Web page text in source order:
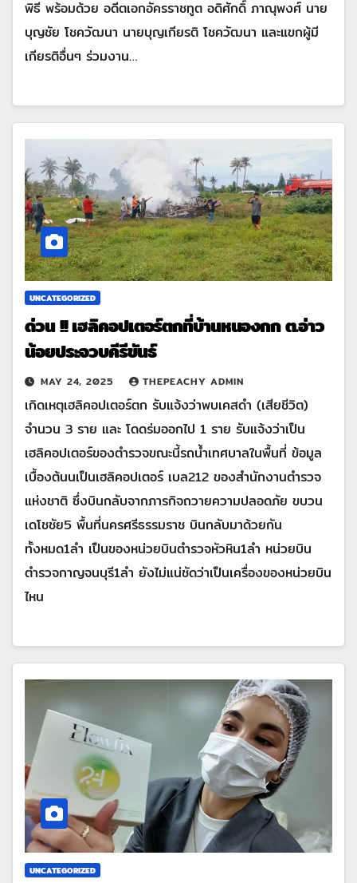
พิธี พร้อมด้วย อดีตเอกอัครราชทูต อดิศักดิ์ ภาณุพงศ์ นาย
บุญชัย โชควัฒนา นายบุญเกียรติ โชควัฒนา และแขกผู้มี
เกียรติอื่นๆ ร่วมงาน…
UNCATEGORIZED
ด่วน !! เฮลิคอปเตอร์ตกที่บ้านหนองกก ต.อ่าว
น้อยประจวบคีรีขันธ์
MAY 24, 2025 THEPEACHY ADMIN
เกิดเหตุเฮลิคอปเตอร์ตก​ รับแจ้งว่าพบเคสดำ (เสียชีวิต)
จำนวน 3 ราย และ โดดร่มออกไป 1 ราย รับแจ้งว่าเป็น
เฮลิคอปเตอร์ของตำรวจขณะนี้รถน้ำเทศบาลในพื้นที่ ข้อมูล
เบื้องต้นนเป็นเฮลิคอปเตอร์ เบล212 ของสำนักงานตำรวจ
แห่งชาติ ซึ่งบินกลับจากภารกิจถวายความปลอดภัย ขบวน
เดโชชัย5 พื้นที่นครศรีธรรมราช บินกลับมาด้วยกัน
ทั้งหมด1ลำ เป็นของหน่วยบินตำรวจหัวหิน1ลำ หน่วยบิน
ตำรวจกาญจนบุรี1ลำ ยังไม่แน่ชัดว่าเป็นเครื่องของหน่วยบิน
ไหน
UNCATEGORIZED